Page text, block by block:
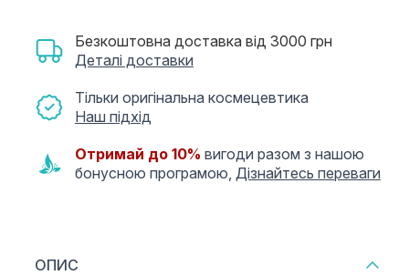
Безкоштовна доставка від 3000 грн
Деталі доставки
Тільки оригінальна космецевтика
Наш підхід
Отримай до 10% вигоди разом з нашою
бонусною програмою, Дізнайтесь переваги
ОПИС